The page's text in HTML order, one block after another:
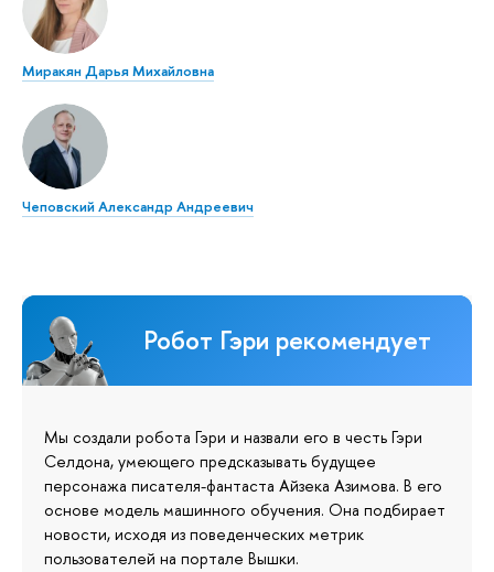
Миракян Дарья Михайловна
Чеповский Александр Андреевич
Робот Гэри рекомендует
Мы создали робота Гэри и назвали его в честь Гэри
Селдона, умеющего предсказывать будущее
персонажа писателя-фантаста Айзека Азимова. В его
основе модель машинного обучения. Она подбирает
новости, исходя из поведенческих метрик
пользователей на портале Вышки.